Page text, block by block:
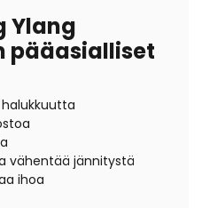
Ylang
pääasialliset
halukkuutta
vähentää jännitystä
ihoa